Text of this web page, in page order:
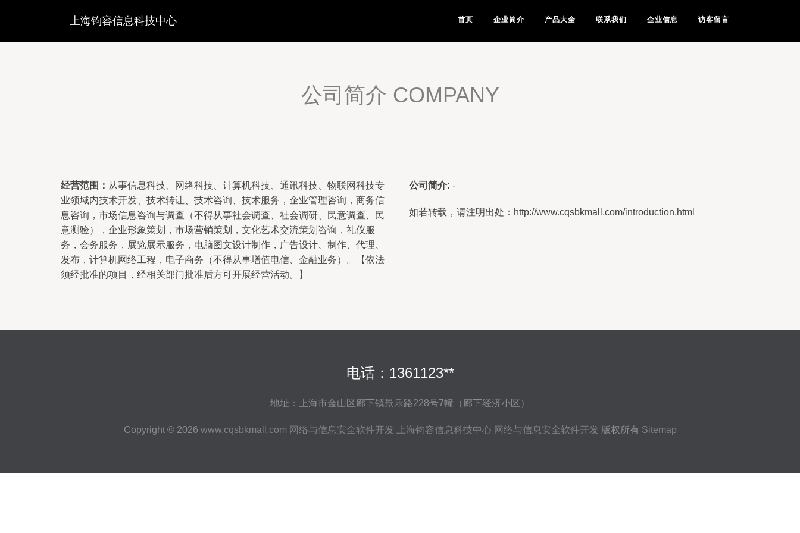
上海钧容信息科技中心 首页 企业简介 产品大全 联系我们 企业信息 访客留言
公司简介 COMPANY
经营范围： 从事信息科技、网络科技、计算机科技、通讯科技、物联网科技专
业领域内技术开发、技术转让、技术咨询、技术服务，企业管理咨询，商务信
息咨询，市场信息咨询与调查（不得从事社会调查、社会调研、民意调查、民
意测验），企业形象策划，市场营销策划，文化艺术交流策划咨询，礼仪服
务，会务服务，展览展示服务，电脑图文设计制作，广告设计、制作、代理、
发布，计算机网络工程，电子商务（不得从事增值电信、金融业务）。【依法
须经批准的项目，经相关部门批准后方可开展经营活动。】
公司简介: -
如若转载，请注明出处：http://www.cqsbkmall.com/introduction.html
电话：1361123**
地址：上海市金山区廊下镇景乐路228号7幢（廊下经济小区）
Copyright © 2026 www.cqsbkmall.com 网络与信息安全软件开发 上海钧容信息科技中心 网络与信息安全软件开发 版权所有 Sitemap